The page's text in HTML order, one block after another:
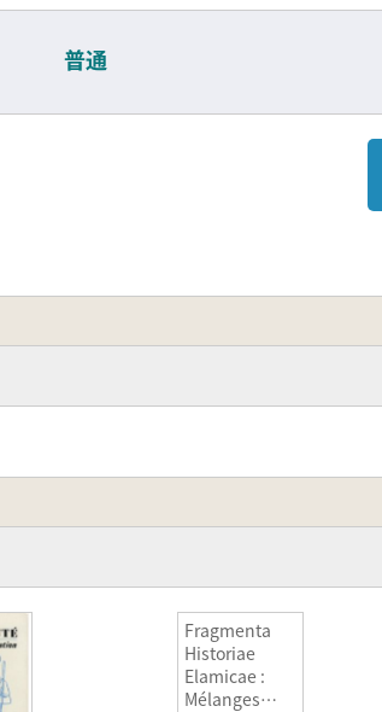
普通
Fragmenta
Historiae
Elamicae :
Mélanges